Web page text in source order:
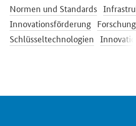
Normen und Standards
Innovationsförderung
Schlüsseltechnologien